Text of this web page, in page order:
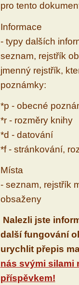
pro tento
Informace
- typy dalších
seznam, rejstřík
jmenný rejstřík,
poznámky:
*p - obecné
*r - rozměry knihy
*d - datování
*f - stránkování,
Místa
- seznam, rejstřík
obsaženy
Nalezli jste
další fungování
urychlit přepis
nás svými silami
příspěvkem!